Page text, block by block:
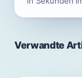
Verwandte